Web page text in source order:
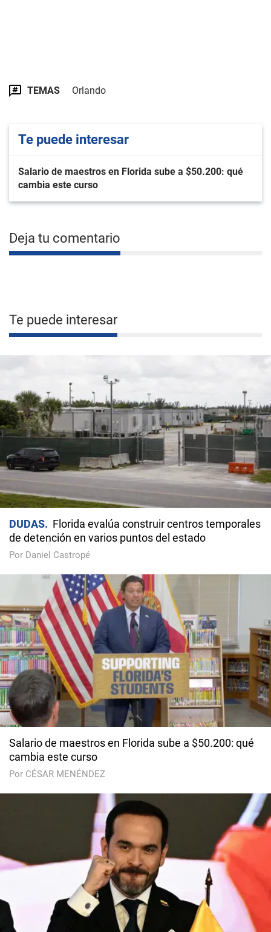
TEMAS Orlando
Te puede interesar
Salario de maestros en Florida sube a $50.200: qué
cambia este curso
Deja tu comentario
Te puede interesar
DUDAS
Florida evalúa construir centros temporales
de detención en varios puntos del estado
Por Daniel Castropé
Salario de maestros en Florida sube a $50.200: qué
cambia este curso
Por CÉSAR MENÉNDEZ